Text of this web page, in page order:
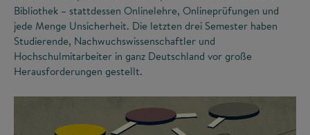
Bibliothek – stattdessen Onlinelehre, Onlineprüfungen und
jede Menge Unsicherheit. Die letzten drei Semester haben
Studierende, Nachwuchswissenschaftler und
Hochschulmitarbeiter in ganz Deutschland vor große
Herausforderungen gestellt.